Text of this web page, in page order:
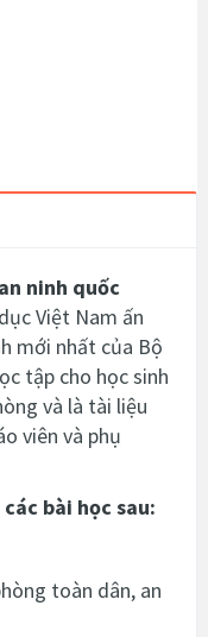
ninh quốc
Việt Nam ấn
mới nhất của Bộ
tập cho học sinh
và là tài liệu
viên và phụ
bài học sau:
toàn dân, an